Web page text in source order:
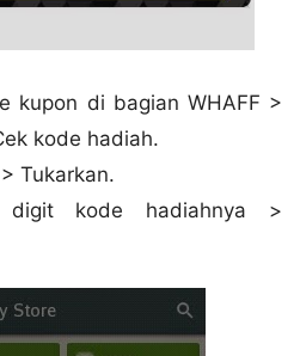
kupon di bagian WHAFF >
kode hadiah.
Tukarkan.
digit kode hadiahnya >